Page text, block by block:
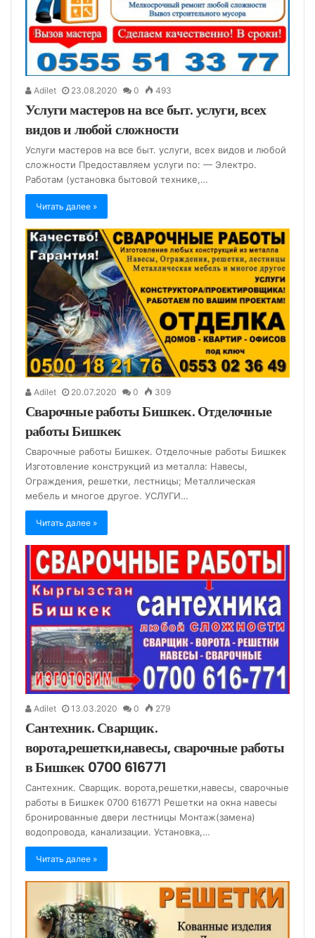
Adilet 23.08.2020 0 493
Услуги мастеров на все быт. услуги, всех
видов и любой сложности
Услуги мастеров на все быт. услуги, всех видов и любой
сложности Предоставляем услуги по: — Электро.
Работам (установка бытовой технике,…
Читать далее »
Adilet 20.07.2020 0 309
Сварочные работы Бишкек. Отделочные
работы Бишкек
Сварочные работы Бишкек. Отделочные работы Бишкек
Изготовление конструкций из металла: Навесы,
Ограждения, решетки, лестницы; Металлическая
мебель и многое другое. УСЛУГИ…
Читать далее »
Adilet 13.03.2020 0 279
Сантехник. Сварщик.
ворота,решетки,навесы, сварочные работы
в Бишкек 0700 616771
Сантехник. Сварщик. ворота,решетки,навесы, сварочные
работы в Бишкек 0700 616771 Решетки на окна навесы
бронированные двери лестницы Монтаж(замена)
водопровода, канализации. Установка,…
Читать далее »